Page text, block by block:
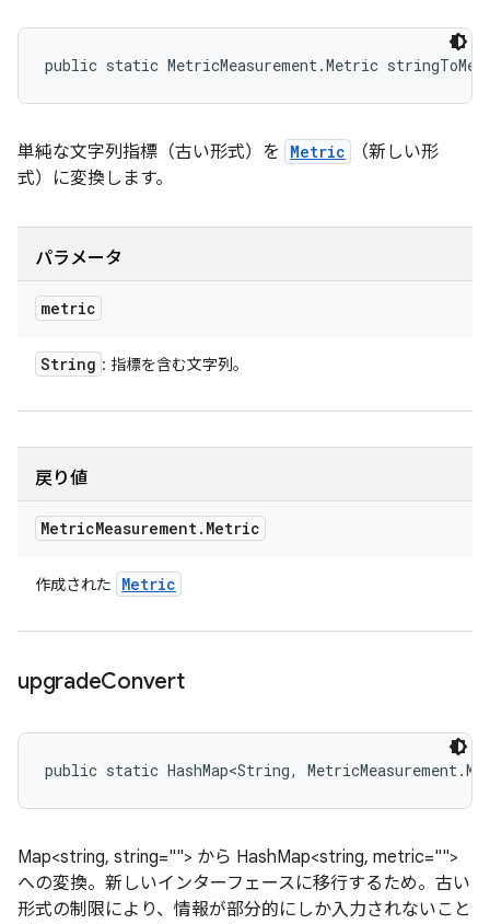
public static MetricMeasurement.Metric
単純な文字列指標（古い形式）を Metric
（新しい形
式）に変換します。
パラメータ
metric
String : 指標を含む文字列。
戻り値
MetricMeasurement. Metric
作成された Metric
upgradeConvert
public static HashMap<String,
Map<string, string=""> から HashMap<string, metric="">
への変換。新しいインターフェースに移行するため。古い
形式の制限により、情報が部分的にしか入力されないこと